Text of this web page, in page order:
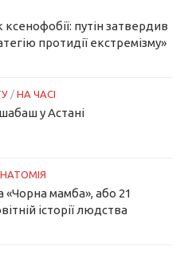
путін затвердив
протидії екстремізму»
/ НА ЧАСІ
у Астані
«Чорна мамба», або 21
історії людства